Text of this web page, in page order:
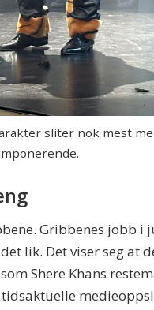
sliter nok mest
Gribbenes jobb i
lik. Det viser seg at
Shere Khans